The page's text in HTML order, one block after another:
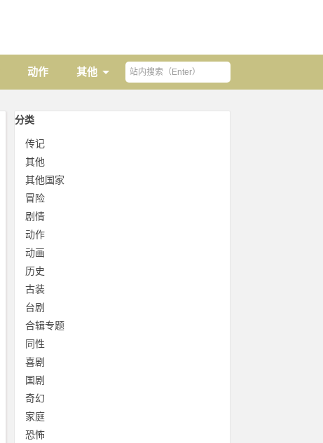
动作 其他
分类
传记
其他
其他国家
冒险
剧情
动作
动画
历史
古装
台剧
合辑专题
同性
喜剧
国剧
奇幻
家庭
恐怖